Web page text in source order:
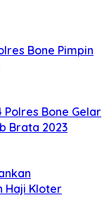
Bone Pimpin
Polres Bone Gelar
Brata 2023
Haji Kloter